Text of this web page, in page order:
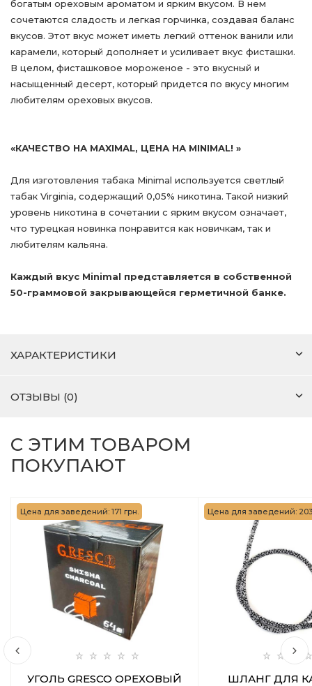
богатым ореховым ароматом и ярким вкусом. В нем
сочетаются сладость и легкая горчинка, создавая баланс
вкусов. Этот вкус может иметь легкий оттенок ванили или
карамели, который дополняет и усиливает вкус фисташки.
В целом, фисташковое мороженое - это вкусный и
насыщенный десерт, который придется по вкусу многим
любителям ореховых вкусов.
«КАЧЕСТВО НА МАXIMAL, ЦЕНА НА MINIMAL! »
Для изготовления табака Minimal используется светлый
табак Virginia, содержащий 0,05% никотина. Такой низкий
уровень никотина в сочетании с ярким вкусом означает,
что турецкая новинка понравится как новичкам, так и
любителям кальяна.
Каждый вкус Minimal представляется в собственной
50-граммовой закрывающейся герметичной банке.
ХАРАКТЕРИСТИКИ
ОТЗЫВЫ (0)
С ЭТИМ ТОВАРОМ
ПОКУПАЮТ
Цена для заведений: 171 грн.
УГОЛЬ GRESCO ОРЕХОВЫЙ
Цена для заведений: 203
ШЛАНГ ДЛЯ